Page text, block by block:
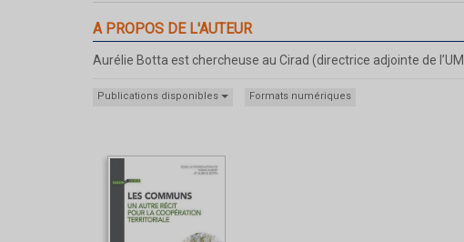
A PROPOS DE L'AUTEUR
Aurélie Botta est chercheuse au Cirad (directrice adjointe de
Publications disponibles Formats numériques